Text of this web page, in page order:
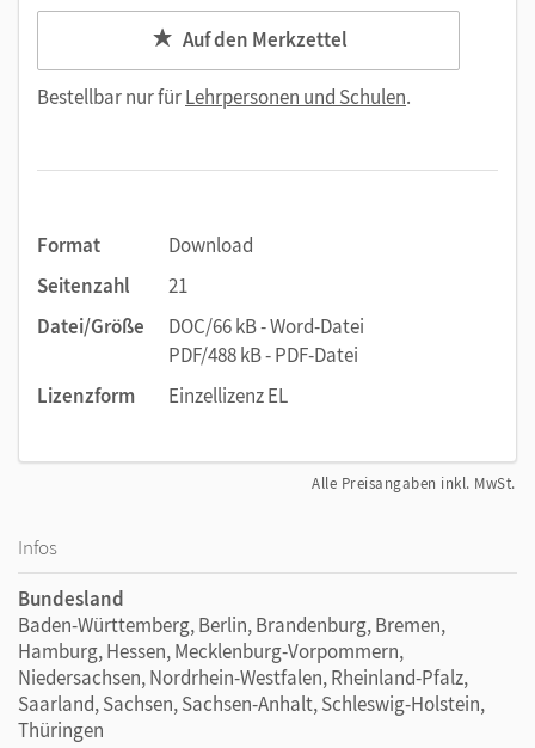
Auf den Merkzettel
Bestellbar nur fürLehrpersonen und Schulen.
Format
Download
Seitenzahl
21
Datei/Größe
DOC/66 kB - Word-Datei
PDF/488 kB - PDF-Datei
Lizenzform
Einzellizenz EL
Alle Preisangaben inkl. MwSt.
Infos
Bundesland
Baden-Württemberg, Berlin, Brandenburg, Bremen,
Hamburg, Hessen, Mecklenburg-Vorpommern,
Niedersachsen, Nordrhein-Westfalen, Rheinland-Pfalz,
Saarland, Sachsen, Sachsen-Anhalt, Schleswig-Holstein,
Thüringen